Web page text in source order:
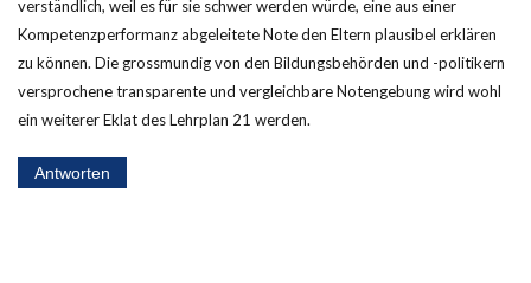
verständlich, weil es für sie schwer werden würde, eine aus einer
Kompetenzperformanz abgeleitete Note den Eltern plausibel erklären
zu können. Die grossmundig von den Bildungsbehörden und -politikern
versprochene transparente und vergleichbare Notengebung wird wohl
ein weiterer Eklat des Lehrplan 21 werden.
Antworten